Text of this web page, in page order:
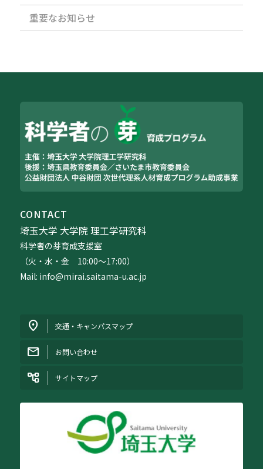
重要なお知らせ
CONTACT
埼玉大学 大学院 理工学研究科
科学者の芽育成支援室
（火・水・金 10:00〜17:00）
Mail: info@mirai.saitama-u.ac.jp
交通・キャンパスマップ
お問い合わせ
サイトマップ